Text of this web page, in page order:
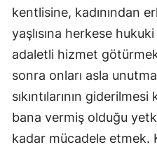
kentlisine, kadınından
yaşlısına herkese
adaletli hizmet
sonra onları asla
sıkıntılarının
bana vermiş olduğu
kadar mücadele etmek.